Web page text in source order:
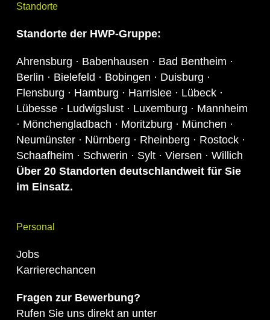
Standorte
Standorte der HWP-Gruppe:
Ahrensburg · Babenhausen · Bad Bentheim ·
Berlin · Bielefeld · Bobingen · Duisburg ·
Flensburg · Hamburg · Harrislee · Lübeck ·
Lübesse · Ludwigslust · Luxemburg · Mannheim
· Mönchengladbach · Moritzburg · München ·
Neumünster · Nürnberg · Rheinberg · Rostock ·
Schaafheim · Schwerin · Sylt · Viersen · Willich
Über 20 Standorten deutschlandweit für Sie
im Einsatz.
Personal
Jobs
Karrierechancen
Fragen zur Bewerbung?
Rufen Sie uns direkt an unter